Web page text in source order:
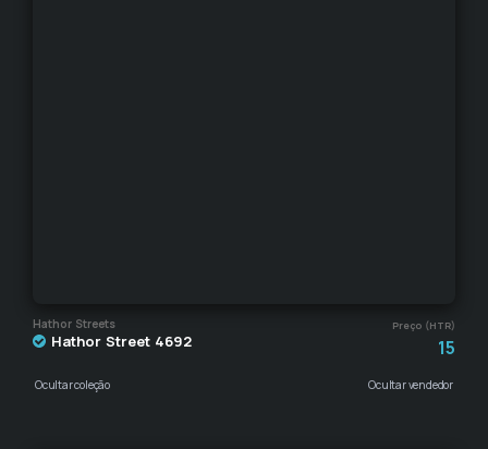
Hathor Streets Preço (HTR)
Hathor Street 4692 15
Ocultar coleção Ocultar vendedor